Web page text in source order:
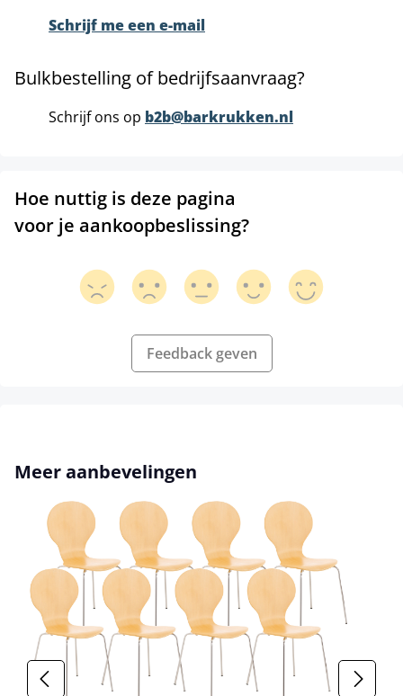
Schrijf me een e-mail
Bulkbestelling of bedrijfsaanvraag?
Schrijf ons op b2b@barkrukken.nl
Hoe nuttig is deze pagina
voor je aankoopbeslissing?
Feedback geven
Productgalerij overslaan
Meer aanbevelingen